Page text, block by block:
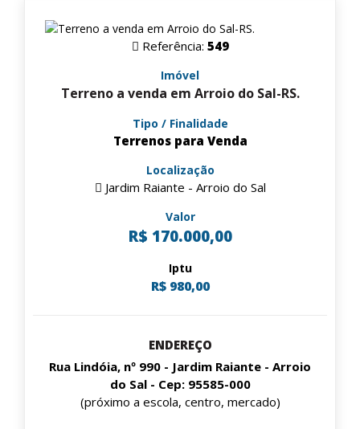
Referência: 549
Imóvel
Terreno a venda em Arroio do Sal-RS.
Tipo / Finalidade
Terrenos para Venda
Localização
Jardim Raiante - Arroio do Sal
Valor
R$ 170.000,00
Iptu
R$ 980,00
ENDEREÇO
Rua Lindóia, nº 990 - Jardim Raiante - Arroio
do Sal - Cep: 95585-000
(próximo a escola, centro, mercado)